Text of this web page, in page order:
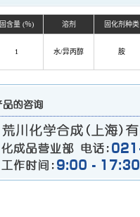
固含量 (％) 溶剂 固化剂种类
1 水/异丙醇 胺